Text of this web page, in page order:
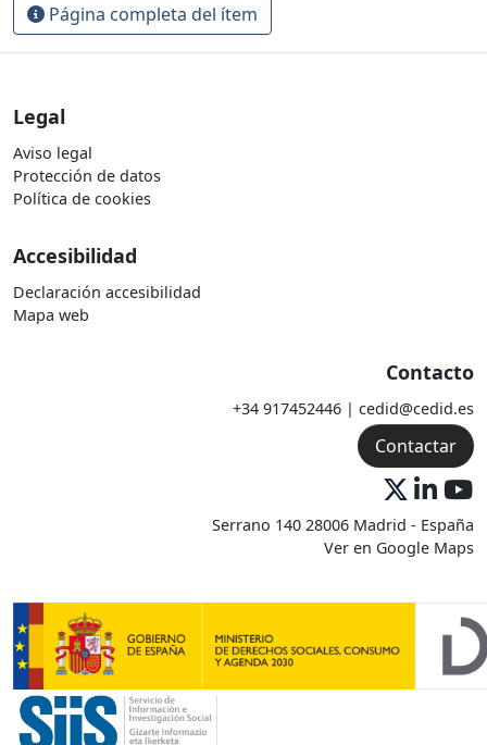
Página completa del ítem
Legal
Aviso legal
Protección de datos
Política de cookies
Accesibilidad
Declaración accesibilidad
Mapa web
Contacto
+34 917452446 | cedid@cedid.es
Contactar
Serrano 140 28006 Madrid - España
Ver en Google Maps